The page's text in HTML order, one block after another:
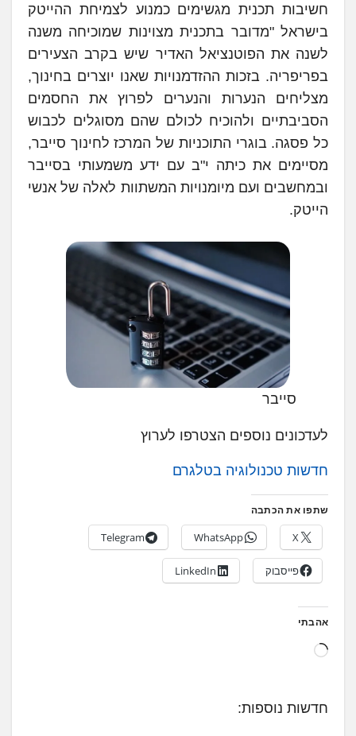
חשיבות תכנית מגשימים כמנוע לצמיחת ההייטק
בישראל "מדובר בתכנית מצוינות שמוכיחה משנה
לשנה את הפוטנציאל האדיר שיש בקרב הצעירים
בפריפריה. בזכות ההזדמנויות שאנו יוצרים בחינוך,
מצליחים הנערות והנערים לפרוץ את החסמים
הסביבתיים ולהוכיח לכולם שהם מסוגלים לכבוש
כל פסגה. בוגרי התוכניות של המרכז לחינוך סייבר,
מסיימים את כיתה י"ב עם ידע משמעותי בסייבר
ובמחשבים ועם מיומנויות המשתוות לאלה של אנשי
הייטק.
סייבר
לעדכונים נוספים הצטרפו לערוץ
חדשות טכנולוגיה בטלגרם
שתפו את הכתבה
X
WhatsApp
Telegram
פייסבוק LinkedIn
אהבתי
ט
חדשות נוספות: